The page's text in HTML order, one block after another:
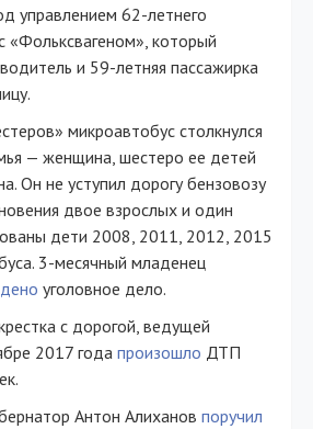
управлением 62-летнего
«Фольксвагеном», который
и 59-летняя пассажирка
микроавтобус столкнулся
— женщина, шестеро ее детей
Он не уступил дорогу бензовозу
двое взрослых и один
дети 2008, 2011, 2012, 2015
3-месячный младенец
уголовное дело.
с дорогой, ведущей
2017 года произошло ДТП
Антон Алиханов поручил